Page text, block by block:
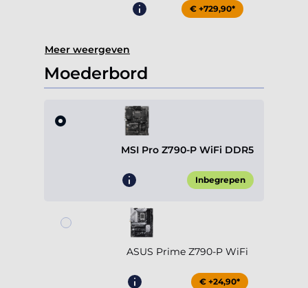
€ +729,90*
Meer weergeven
Moederbord
MSI Pro Z790-P WiFi DDR5
Inbegrepen
ASUS Prime Z790-P WiFi
€ +24,90*